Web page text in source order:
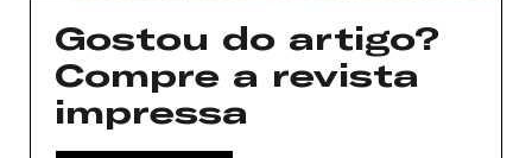
Gostou do artigo?
Compre a revista
impressa